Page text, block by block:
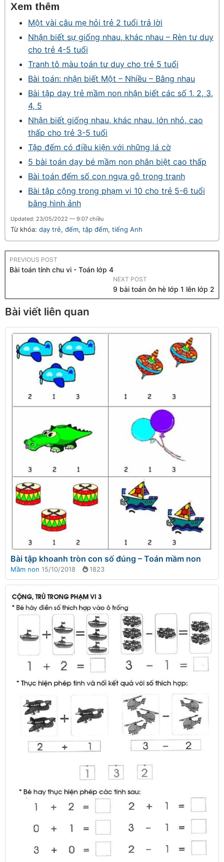
Xem thêm
Một vài câu mẹ hỏi trẻ 2 tuổi trả lời
Nhận biết sự giống nhau, khác nhau – Rèn tư duy
cho trẻ 4-5 tuổi
Tranh tô màu toán tư duy cho trẻ 5 tuổi
Bài toán: nhận biết Một – Nhiều – Bằng nhau
Bài tập dạy trẻ mầm non nhận biết các số 1, 2, 3,
4, 5
Nhận biết giống nhau, khác nhau, lớn nhỏ, cao
thấp cho trẻ 3-5 tuổi
Tập đếm có điều kiện với những lá cờ
5 bài toán dạy bé mầm non phân biệt cao thấp
Bài toán đếm số con ngựa gỗ trong tranh
Bài tập cộng trong phạm vi 10 cho trẻ 5-6 tuổi
bằng hình ảnh
Updated: 23/05/2022 — 9:07 chiều
Từ khóa: dạy trẻ, đếm, tập đếm, tiếng Anh
PREVIOUS POST
Bài toán tính chu vi - Toán lớp 4
NEXT POST
9 bài toán ôn hè lớp 1 lên lớp 2
Bài viết liên quan
Bài tập khoanh tròn con số đúng – Toán mầm non
Mầm non 15/10/2018 1823